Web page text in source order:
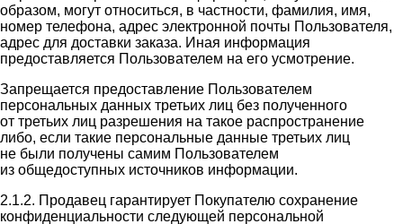
образом, могут относиться, в частности, фамилия, имя,
номер телефона, адрес электронной почты Пользователя,
адрес для доставки заказа. Иная информация
предоставляется Пользователем на его усмотрение.
Запрещается предоставление Пользователем
персональных данных третьих лиц без полученного
от третьих лиц разрешения на такое распространение
либо, если такие персональные данные третьих лиц
не были получены самим Пользователем
из общедоступных источников информации.
2.1.2. Продавец гарантирует Покупателю сохранение
конфиденциальности следующей персональной